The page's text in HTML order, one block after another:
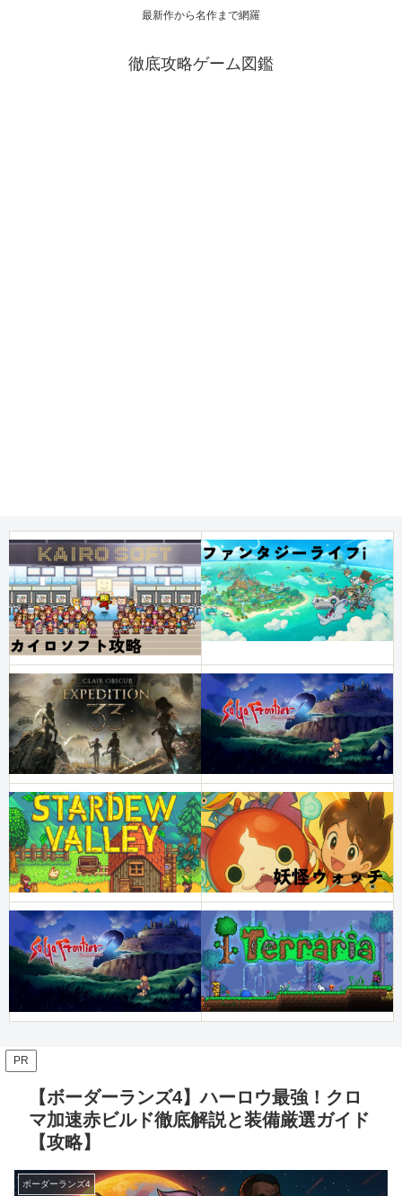
最新作から名作まで網羅
徹底攻略ゲーム図鑑
PR
【ボーダーランズ4】ハーロウ最強！クロ
マ加速赤ビルド徹底解説と装備厳選ガイド
【攻略】
ボーダーランズ4